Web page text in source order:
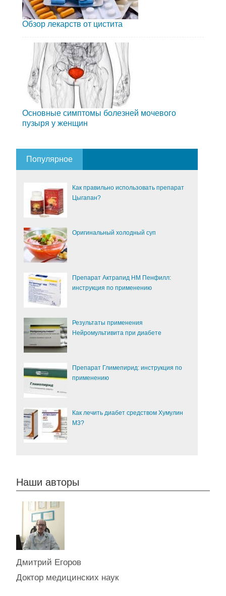
Обзор лекарств от цистита
Основные симптомы болезней мочевого
пузыря у женщин
Популярное
Как правильно использовать препарат
Цыгапан?
Оригинальный холодный суп
Препарат Актрапид НМ Пенфилл:
инструкция по применению
Результаты применения
Нейромультивита при диабете
Препарат Глимепирид: инструкция по
применению
Как лечить диабет средством Хумулин
М3?
Наши авторы
Дмитрий Егоров
Доктор медицинских наук